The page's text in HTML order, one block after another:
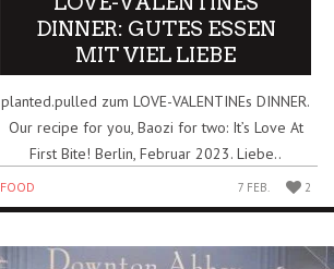
DINNER: GUTES ESSEN
MIT VIEL LIEBE
planted.pulled zum LOVE-VALENTINEs DINNER.
Our recipe for you, Baozi for two: It’s Love At
First Bite! Berlin, Februar 2023. Liebe..
FOOD 7 FEB. 2